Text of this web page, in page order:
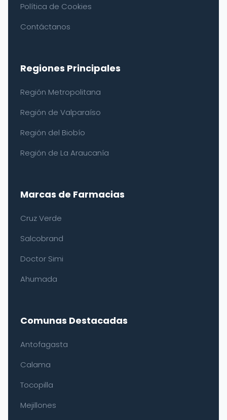
Política de Cookies
Contáctanos
Regiones Principales
Región Metropolitana
Región de Valparaíso
Región del Biobío
Región de La Araucanía
Marcas de Farmacias
Cruz Verde
Salcobrand
Doctor Simi
Ahumada
Comunas Destacadas
Antofagasta
Calama
Tocopilla
Mejillones